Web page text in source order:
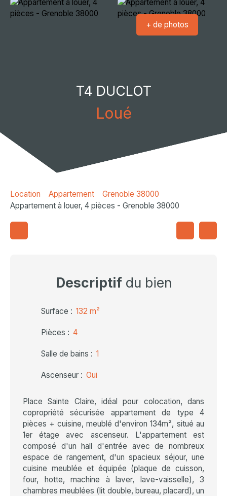
+ de photos
T4 DUCLOT
Loué
Location Appartement
Grenoble 38000
Appartement à louer, 4 pièces - Grenoble 38000
Descriptifdu bien
Surface : 132 m²
Pièces : 4
Salle de bains : 1
Ascenseur : Oui
Place Sainte Claire, idéal pour colocation, dans
copropriété sécurisée appartement de type 4
pièces + cuisine, meublé d'environ 134m², situé au
1er étage avec ascenseur. L'appartement est
composé d'un hall d'entrée avec de nombreux
espace de rangement, d'un spacieux séjour, une
cuisine meublée et équipée (plaque de cuisson,
four, hotte, machine à laver, lave-vaisselle), 3
chambres meublées (lit double, bureau, placard), un